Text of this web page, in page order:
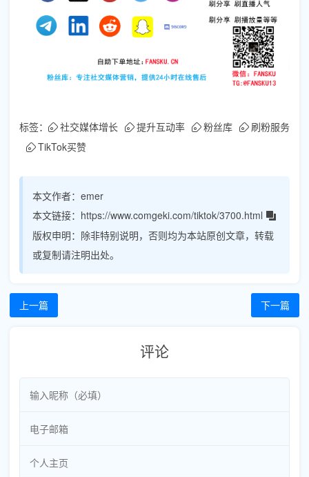
标签： 社交媒体增长 提升互动率 粉丝库
刷粉服务
TikTok买赞
本文作者： emer
本文链接： https://www.comgeki.com/tiktok/3700.html
版权申明： 除非特别说明，否则均为本站原创文章，转载
或复制请注明出处。
上一篇 下一篇
评论